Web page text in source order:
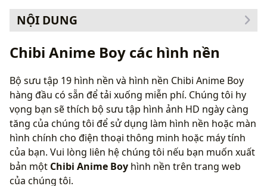
NỘI DUNG
Chibi Anime Boy các hình nền
Bộ sưu tập 19 hình nền và hình nền Chibi Anime Boy
hàng đầu có sẵn để tải xuống miễn phí. Chúng tôi hy
vọng bạn sẽ thích bộ sưu tập hình ảnh HD ngày càng
tăng của chúng tôi để sử dụng làm hình nền hoặc màn
hình chính cho điện thoại thông minh hoặc máy tính
của bạn. Vui lòng liên hệ chúng tôi nếu bạn muốn xuất
bản một Chibi Anime Boy hình nền trên trang web
của chúng tôi.